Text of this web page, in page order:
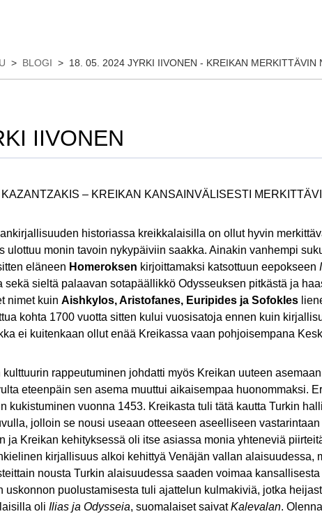
> BLOGI > 18. 05. 2024 JYRKI IIVONEN - KREIKAN MERKITTÄVIN
IIVONEN
KAZANTZAKIS – KREIKAN KANSAINVÄLISESTI
historiassa kreikkalaisilla on ollut hyvin
ulottuu monin tavoin nykypäiviin saakka. Ainakin vanhempi
eläneen Homeroksen kirjoittamaksi katsottuun eepokseen
sekä sieltä palaavan sotapäällikkö Odysseuksen pitkästä ja
nimet kuin Aishkylos, Aristofanes, Euripides ja Sofokles
kohta 1700 vuotta sitten kului vuosisatoja ennen kuin
ei kuitenkaan ollut enää Kreikassa vaan pohjoisempana
kulttuurin rappeutuminen johdatti myös Kreikan uuteen
eteenpäin sen asema muuttui aikaisempaa huonommaksi.
kukistuminen vuonna 1453. Kreikasta tuli tätä kautta Turkin
jolloin se nousi useaan otteeseen aseelliseen
ja Kreikan kehityksessä oli itse asiassa monia yhteneviä
kirjallisuus alkoi kehittyä Venäjän vallan alaisuudessa,
nousta Turkin alaisuudessa saaden voimaa
uskonnon puolustamisesta tuli ajattelun kulmakiviä, jotka
oli Ilias ja Odysseia, suomalaiset saivatKalevalan.